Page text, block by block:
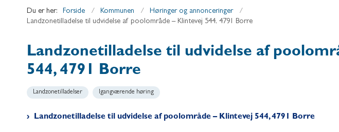
Du er her: Forside Kommunen
Høringer og annonceringer
Landzonetilladelse til udvidelse af poolområde – Klintevej 544, 4791 Borre
Landzonetilladelse til udvidelse af
544, 4791 Borre
Landzonetilladelser Igangværende høring
Landzonetilladelse til udvidelse af poolområde – Klintevej 544, 4791 Borre